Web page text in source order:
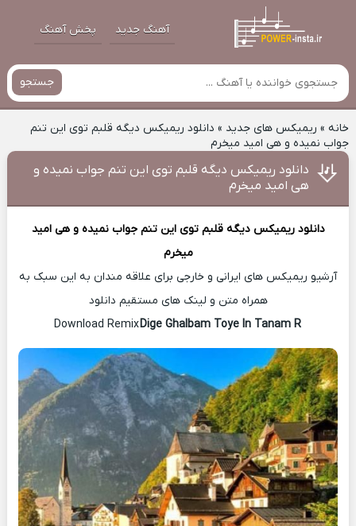
آهنگ جدید پخش آهنگ
جستجو
خانه» ریمیکس های جدید » دانلود ریمیکس دیگه قلبم توی این تنم
جواب نمیده و هی امید میخرم
دانلود ریمیکس دیگه قلبم توی این تنم جواب نمیده و
هی امید میخرم
دانلود ریمیکس دیگه قلبم توی این تنم جواب نمیده و هی امید
میخرم
آرشیو ریمیکس های ایرانی و خارجی برای علاقه مندان به این سبک به
همراه متن و لینک های مستقیم دانلود
Dige Ghalbam Toye In Tanam R